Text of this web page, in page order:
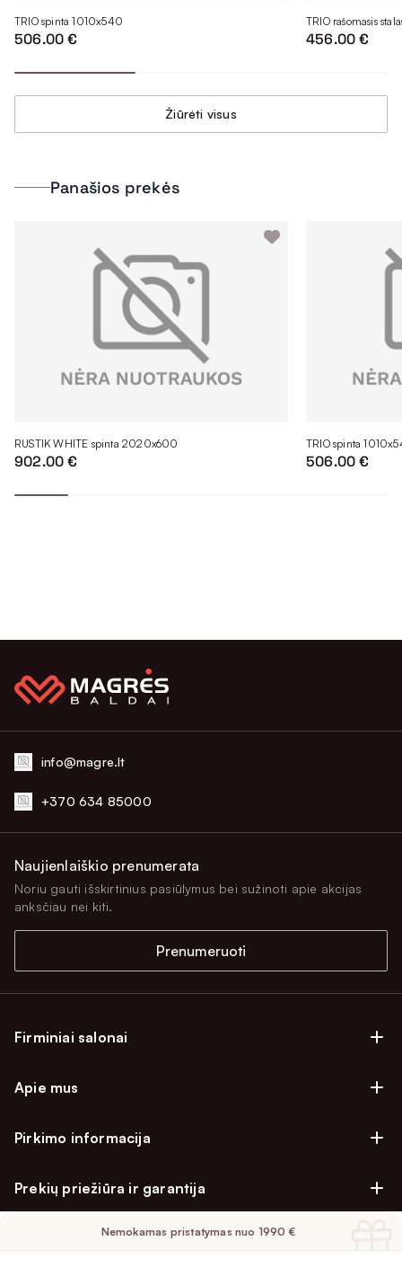
Nemokamas pristatymas nuo 1990 €
TRIO spinta 1010x540
506.00 €
TRIO rašomasis
456.00 €
Žiūrėti visus
Panašios prekės
RUSTIK WHITE spinta 2020x600
902.00 €
TRIO spinta
506.00 €
info@magre.lt
+370 634 85000
Firminiai salonai
Firminiai salonai Klaipėdoje
Prekių atsiėmimo punktai
Apie mus
Atsiliepimai
Parama
Pirkimo informacija
Pirkimo sąlygos
Apmokėjimo sąlygos
Prekių priežiūra ir garantija
Naujienlaiškio prenumerata
Noriu gauti išskirtinius pasiūlymus bei sužinoti apie akcijas
anksčiau nei kiti.
Prenumeruoti